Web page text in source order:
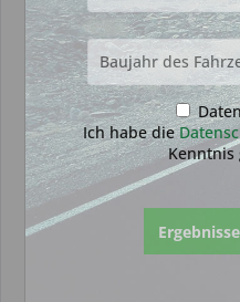
Ich habe die
Kenntnis